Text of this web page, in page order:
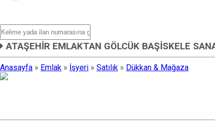
ATAŞEHİR EMLAKTAN GÖLCÜK BAŞİSKELE
Anasayfa » Emlak » İşyeri » Satılık » Dükkan & Mağaza